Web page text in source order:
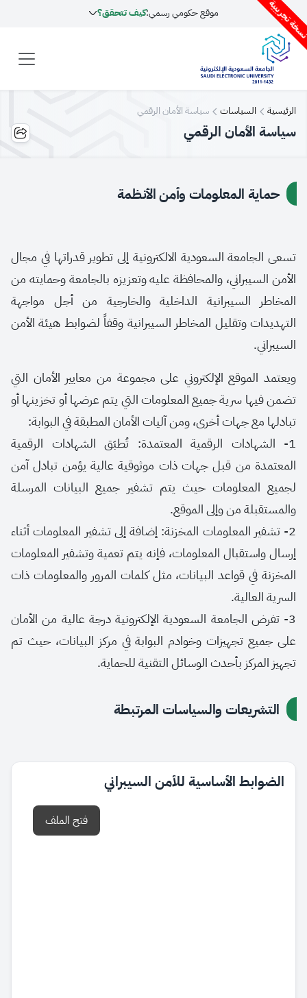
تجريبية موقع حكومي رسمي:كيف تتحقق؟
الرئيسية السياسات سياسة الأمان الرقمي
سياسة الأمان الرقمي
حماية المعلومات وأمن الأنظمة
تسعى الجامعة السعودية الالكترونية إلى تطوير قدراتها في مجال
الأمن السيبراني، والمحافظة عليه وتعزيزه بالجامعة وحمايته من
المخاطر السيبرانية الداخلية والخارجية من أجل مواجهة
التهديدات وتقليل المخاطر السيبرانية وقفاً لضوابط هيئة الأمن
السيبراني.
ويعتمد الموقع الإلكتروني على مجموعة من معايير الأمان التي
تضمن فيها سرية جميع المعلومات التي يتم عرضها أو تخزينها أو
تبادلها مع جهات أخرى، ومن آليات الأمان المطبقة في البوابة:
1-
الشهادات الرقمية المعتمدة: تُطبَق الشهادات الرقمية
المعتمدة من قبل جهات ذات موثوقية عالية يؤمن تبادل آمن
لجميع المعلومات حيث يتم تشفير جميع البيانات المرسلة
والمستقبلة من وإلى الموقع.
2- تشفير المعلومات المخزنة: إضافة إلى تشفير المعلومات أثناء
إرسال واستقبال المعلومات، فإنه يتم تعمية وتشفير المعلومات
المخزنة في قواعد البيانات، مثل كلمات المرور والمعلومات ذات
السرية العالية.
3- تفرض الجامعة السعودية الإلكترونية درجة عالية من الأمان
على جميع تجهيزات وخوادم البوابة في مركز البيانات، حيث تم
تجهيز المركز بأحدث الوسائل التقنية للحماية.
التشريعات والسياسات المرتبطة
الضوابط الأساسية للأمن السيبراني
فتح الملف